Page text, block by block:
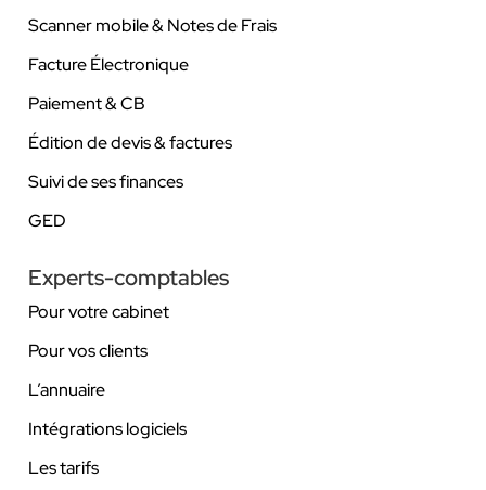
Scanner mobile & Notes de Frais
Facture Électronique
Paiement & CB
Édition de devis & factures
Suivi de ses finances
GED
Experts-comptables
Pour votre cabinet
Pour vos clients
L’annuaire
Intégrations logiciels
Les tarifs